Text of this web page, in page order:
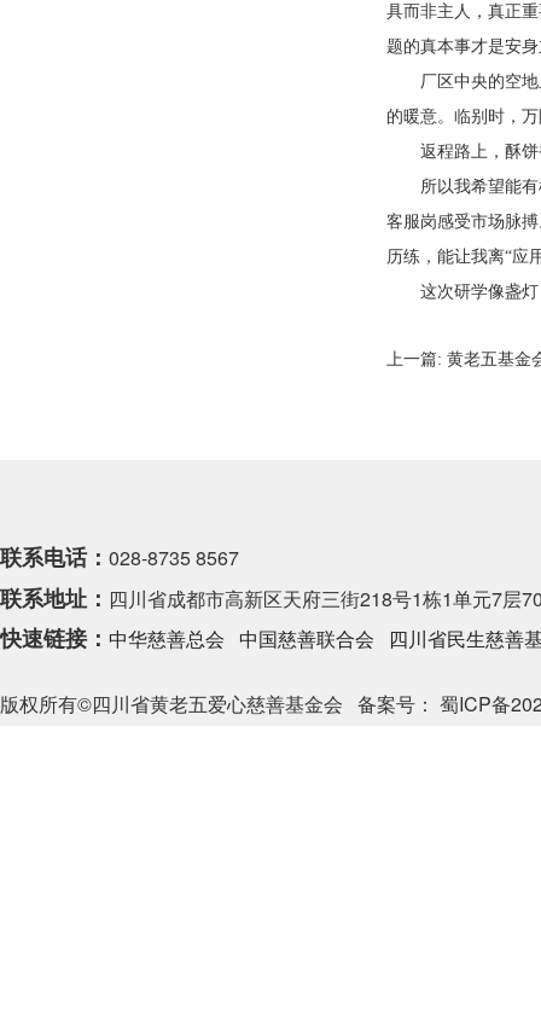
具而非主人，真正
题的真本事才是安
厂区中央的空
的暖意。临别时，
返程路上，酥
所以我希望能
客服岗感受市场脉
历练，能让我离“应
这次研学像盏
上一篇: 黄老五基金
联系电话： 028-8735 8567
联系地址： 四川省成都市高新区天府三街218号1栋1单元7层
快速链接： 中华慈善总会 中国慈善联合会 四川省民生慈善
版权所有©四川省黄老五爱心慈善基金会 备案号： 蜀ICP备